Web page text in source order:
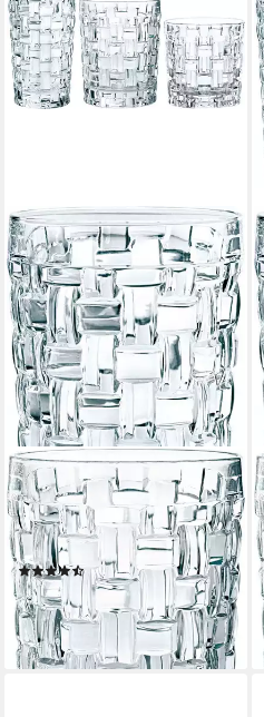
NACHTMANN
Gläser-Set Bossa Nova, 18-
tlg., Kristallglas, Made in
Germany, 18-teilig
(15)
ab 58,59 € UVP 134,55 €
-56%
lieferbar - in 5-6 Werktagen bei dir